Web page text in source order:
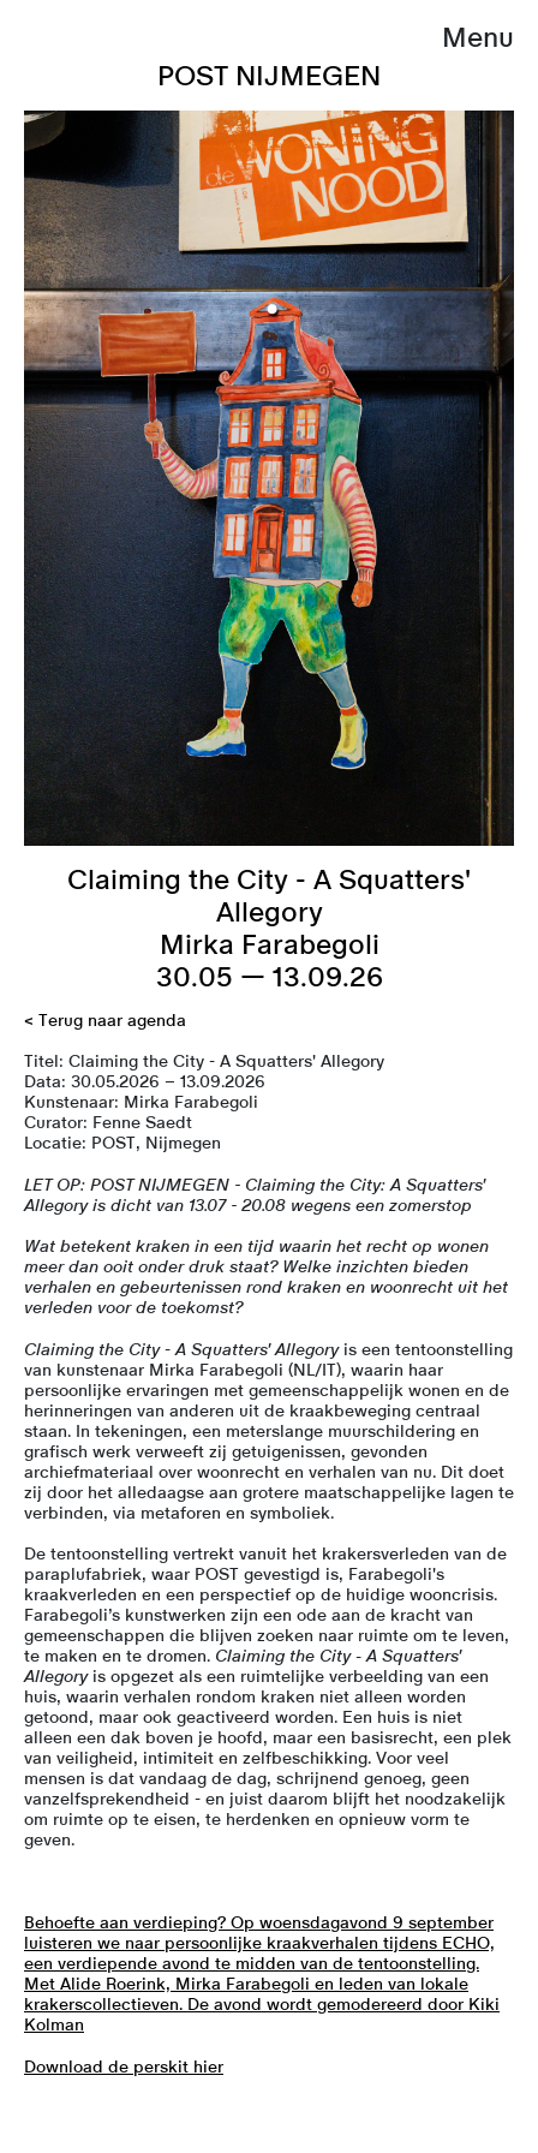
Menu
POST NIJMEGEN
Claiming the City - A Squatters'
Allegory
Mirka Farabegoli
30.05 — 13.09.26
< Terug naar agenda
Titel: Claiming the City - A Squatters' Allegory
Data: 30.05.2026 – 13.09.2026
Kunstenaar: Mirka Farabegoli
Curator: Fenne Saedt
Locatie: POST, Nijmegen
LET OP: POST NIJMEGEN - Claiming the City: A Squatters'
Allegory is dicht van 13.07 - 20.08 wegens een zomerstop
Wat betekent kraken in een tijd waarin het recht op wonen
meer dan ooit onder druk staat? Welke inzichten bieden
verhalen en gebeurtenissen rond kraken en woonrecht uit het
verleden voor de toekomst?
Claiming the City - A Squatters' Allegoryis een tentoonstelling
van kunstenaar Mirka Farabegoli (NL/IT), waarin haar
persoonlijke ervaringen met gemeenschappelijk wonen en de
herinneringen van anderen uit de kraakbeweging centraal
staan. In tekeningen, een meterslange muurschildering en
grafisch werk verweeft zij getuigenissen, gevonden
archiefmateriaal over woonrecht en verhalen van nu. Dit doet
zij door het alledaagse aan grotere maatschappelijke lagen te
verbinden, via metaforen en symboliek.
De tentoonstelling vertrekt vanuit het krakersverleden van de
paraplufabriek, waar POST gevestigd is, Farabegoli's
kraakverleden en een perspectief op de huidige wooncrisis.
Farabegoli’s kunstwerken zijn een ode aan de kracht van
gemeenschappen die blijven zoeken naar ruimte om te leven,
te maken en te dromen. Claiming the City - A Squatters'
Allegoryis opgezet als een ruimtelijke verbeelding van een
huis, waarin verhalen rondom kraken niet alleen worden
getoond, maar ook geactiveerd worden. Een huis is niet
alleen een dak boven je hoofd, maar een basisrecht, een plek
van veiligheid, intimiteit en zelfbeschikking. Voor veel
mensen is dat vandaag de dag, schrijnend genoeg, geen
vanzelfsprekendheid - en juist daarom blijft het noodzakelijk
om ruimte op te eisen, te herdenken en opnieuw vorm te
geven.
Behoefte aan verdieping? Op woensdagavond 9 september
luisteren we naar persoonlijke kraakverhalen tijdens ECHO,
een verdiepende avond te midden van de tentoonstelling.
Met Alide Roerink, Mirka Farabegoli en leden van lokale
krakerscollectieven. De avond wordt gemodereerd door Kiki
Kolman
Download de perskit hier